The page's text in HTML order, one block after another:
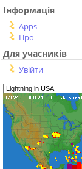
Інформація
Apps
Про
Для учасників
Увійти